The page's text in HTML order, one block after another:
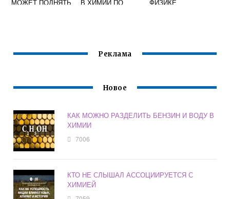
МОЖЕТ ПОДНЯТЬ
В ХИМИИ ПО
ФИЗИКЕ
Реклама
Новое
КАК МОЖНО РАЗДЕЛИТЬ БЕНЗИН И ВОДУ В
ХИМИИ
7006
КТО НЕ СЛЫШАЛ АССОЦИИРУЕТСЯ С
ХИМИЕЙ